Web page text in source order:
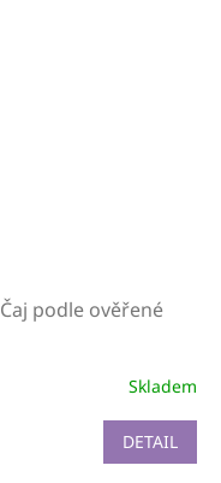
Čaj podle ověřené
Skladem
DETAIL